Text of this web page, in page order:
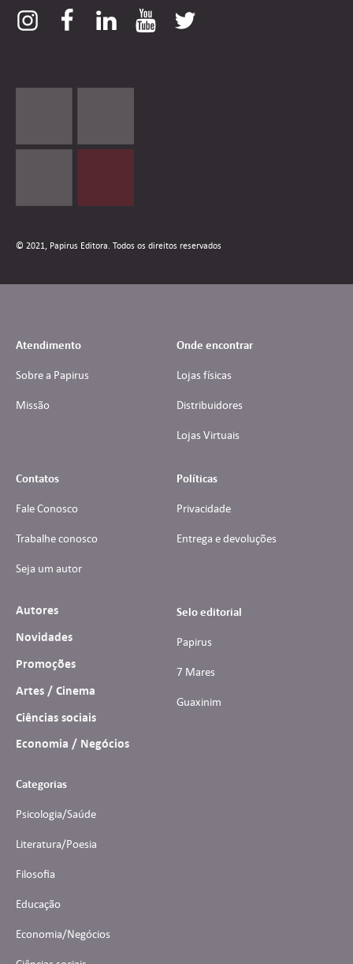
© 2021, Papirus Editora. Todos os direitos reservados
Atendimento
Sobre a Papirus
Missão
Onde encontrar
Lojas físicas
Distribuidores
Lojas Virtuais
Contatos
Fale Conosco
Trabalhe conosco
Seja um autor
Políticas
Privacidade
Entrega e devoluções
Autores
Novidades
Promoções
Artes / Cinema
Ciências sociais
Economia / Negócios
Selo editorial
Papirus
7 Mares
Guaxinim
Categorias
Psicologia/Saúde
Literatura/Poesia
Filosofia
Educação
Economia/Negócios